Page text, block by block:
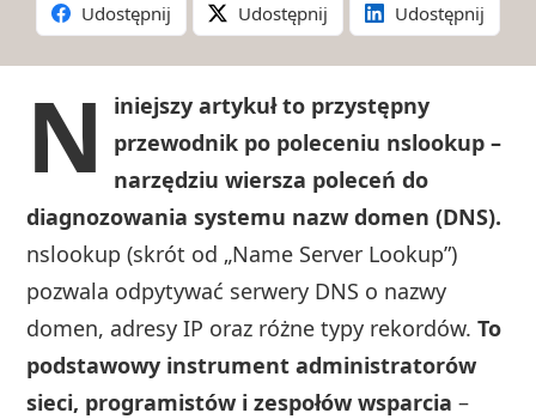
Udostępnij Udostępnij Udostępnij
N
iniejszy artykuł to przystępny
przewodnik po poleceniu nslookup –
narzędziu wiersza poleceń do
diagnozowania systemu nazw domen (DNS).
nslookup (skrót od „Name Server Lookup”)
pozwala odpytywać serwery DNS o nazwy
domen, adresy IP oraz różne typy rekordów.To
podstawowy instrument administratorów
sieci, programistów i zespołów wsparcia –